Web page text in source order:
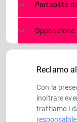
Portabilità
Opposizione
Reclamo
Con la
inoltrare
trattiamo i
responsabile